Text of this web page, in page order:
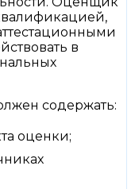
в
содержать:
оценки;